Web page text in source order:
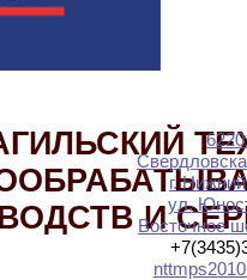
И
г.
ул.
Восточное